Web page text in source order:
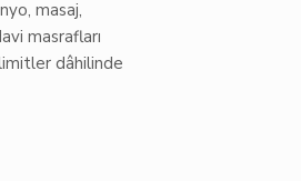
masaj,
masrafları
dâhilinde